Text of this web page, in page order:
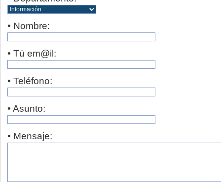
• Nombre:
• Tú em@il:
• Teléfono:
• Asunto:
• Mensaje: